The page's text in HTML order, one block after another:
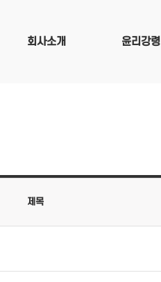
회사소개 윤리강령
제목